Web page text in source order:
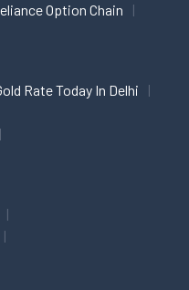
Option Chain
Rate Today In Delhi